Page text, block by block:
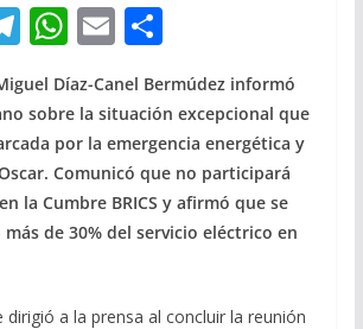
T
el
e
gr
a
m
W
h
at
s
A
p
p
E
m
ai
l
C
m
p
ar
ti
r
Díaz-Canel Bermúdez informó
sobre la situación excepcional que
por la emergencia energética y
Comunicó que no participará
la Cumbre BRICS y afirmó que se
de 30% del servicio eléctrico en
dirigió a la prensa al concluir la reunión